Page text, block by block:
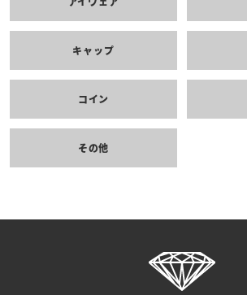
キャップ
コイン
その他